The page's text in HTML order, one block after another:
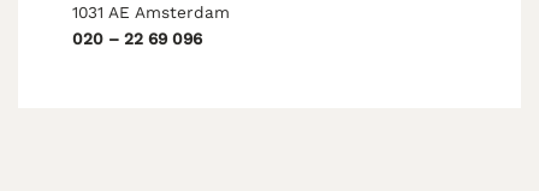
1031 AE Amsterdam
020 – 22 69 096